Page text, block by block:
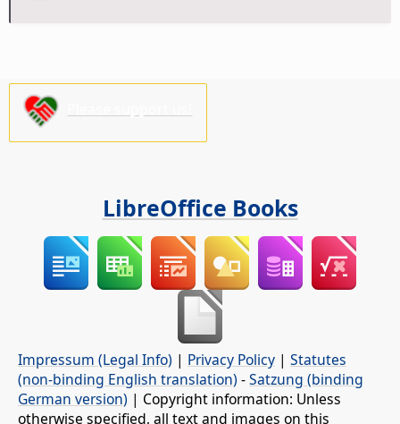
LibreOffice Books
Impressum (Legal Info) | Privacy Policy | Statutes
(non-binding English translation) -Satzung (binding
German version) | Copyright information: Unless
otherwise specified, all text and images on this